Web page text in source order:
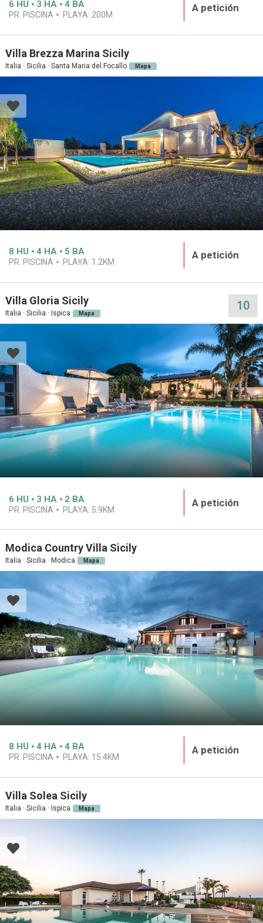
6 HU 3 HA 4 BA
PR. PISCINA PLAYA: 200M
A petición
Villa Brezza Marina Sicily
Italia · Sicilia · Santa Maria del Focallo Mapa
8 HU 4 HA 5 BA
PR. PISCINA PLAYA: 1.2KM
A petición
Villa Gloria Sicily
Italia · Sicilia · Ispica Mapa
10
6 HU 3 HA 2 BA
PR. PISCINA PLAYA: 5.9KM
A petición
Modica Country Villa Sicily
Italia · Sicilia · Modica Mapa
8 HU 4 HA 4 BA
PR. PISCINA PLAYA: 15.4KM
A petición
Villa Solea Sicily
Italia · Sicilia · Ispica Mapa